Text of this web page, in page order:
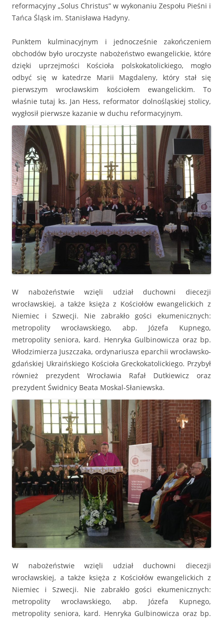
reformacyjny „Solus Christus” w wykonaniu Zespołu Pieśni i
Tańca Śląsk im. Stanisława Hadyny.
Punktem kulminacyjnym i jednocześnie zakończeniem
obchodów było uroczyste nabożeństwo ewangelickie, które
dzięki uprzejmości Kościoła polskokatolickiego, mogło
odbyć się w katedrze Marii Magdaleny, który stał się
pierwszym wrocławskim kościołem ewangelickim. To
właśnie tutaj ks. Jan Hess, reformator dolnośląskiej stolicy,
wygłosił pierwsze kazanie w duchu reformacyjnym.
W nabożeństwie wzięli udział duchowni diecezji
wrocławskiej, a także księża z Kościołów ewangelickich z
Niemiec i Szwecji. Nie zabrakło gości ekumenicznych:
metropolity wrocławskiego, abp. Józefa Kupnego,
metropolity seniora, kard. Henryka Gulbinowicza oraz bp.
Włodzimierza Juszczaka, ordynariusza eparchii wrocławsko-
gdańskiej Ukraińskiego Kościoła Greckokatolickiego. Przybył
również prezydent Wrocławia Rafał Dutkiewicz oraz
prezydent Świdnicy Beata Moskal-Słaniewska.
W nabożeństwie wzięli udział duchowni diecezji
wrocławskiej, a także księża z Kościołów ewangelickich z
Niemiec i Szwecji. Nie zabrakło gości ekumenicznych:
metropolity wrocławskiego, abp. Józefa Kupnego,
metropolity seniora, kard. Henryka Gulbinowicza oraz bp.